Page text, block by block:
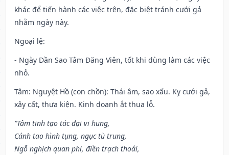
khác để tiến hành các việc trên, đặc biệt tránh cưới gả
nhằm ngày này.
Ngoại lệ:
- Ngày Dần Sao Tâm Đăng Viên, tốt khi dùng làm các việc
nhỏ.
Tâm: Nguyệt Hồ (con chồn): Thái âm, sao xấu. Kỵ cưới gả,
xây cất, thưa kiện. Kinh doanh ắt thua lỗ.
“Tâm tinh tạo tác đại vi hung,
Cánh tao hình tụng, ngục tù trung,
Ngỗ nghịch quan phi, điền trạch thoái,